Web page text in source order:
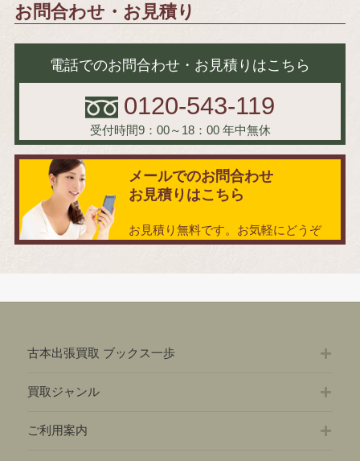
お問合わせ・お見積り
電話でのお問合わせ・お見積りはこちら
0120-543-119
受付時間9：00～18：00 年中無休
メールでのお問合わせ
お見積りはこちら
お見積り無料です。お気軽にどうぞ
古本出張買取 ブックス一歩
買取ジャンル
ご利用案内